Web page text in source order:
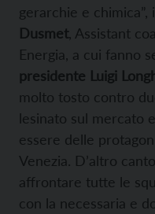
gerarchie e
Dusmet , Assistant
Energia, a cui fanno
presidente Luigi
molto tosto contro
lesinato sul mercato
essere delle
Venezia. D’altro
affrontare tutte le
con la necessaria e